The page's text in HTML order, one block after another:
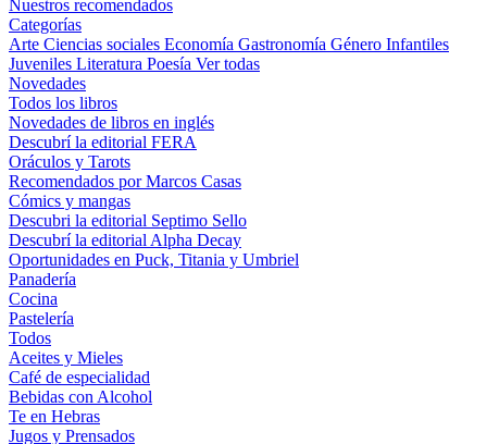
Nuestros recomendados
Categorías
Arte Ciencias sociales Economía Gastronomía Género Infantiles
Juveniles Literatura Poesía Ver todas
Novedades
Todos los libros
Novedades de libros en inglés
Descubrí la editorial FERA
Oráculos y Tarots
Recomendados por Marcos Casas
Cómics y mangas
Descubri la editorial Septimo Sello
Descubrí la editorial Alpha Decay
Oportunidades en Puck, Titania y Umbriel
Panadería
Cocina
Pastelería
Todos
Aceites y Mieles
Café de especialidad
Bebidas con Alcohol
Te en Hebras
Jugos y Prensados